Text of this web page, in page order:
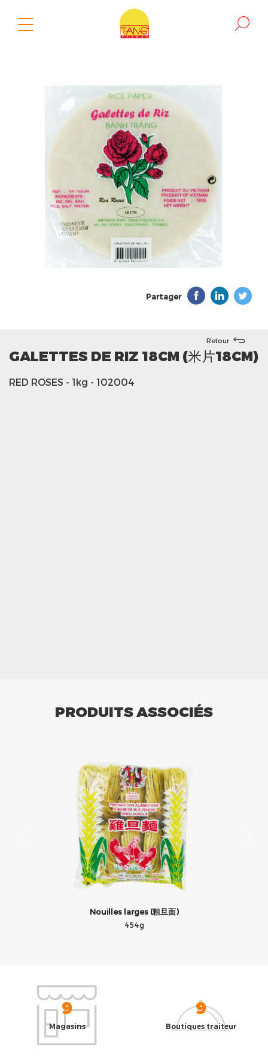
Partager
Retour
GALETTES DE RIZ 18CM (米片18CM)
RED ROSES - 1kg - 102004
PRODUITS ASSOCIÉS
Nouilles larges (粗旦面)
454g
9
Magasins
9
Boutiques traiteur